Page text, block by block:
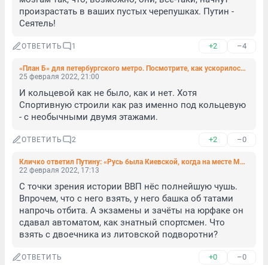
произрастать в ваших пустых черепушках. Путин -
Сеятель!
ОТВЕТИТЬ 1 +2 –4
«План Б» для петербургского метро. Посмотрите, как ускорилось (на бумаге) строительство подземки
25 февраля 2022, 21:00
И кольцевой как не было, как и нет. Хотя
Спортивную строили как раз именно под кольцевую
- с необычными двумя этажами.
ОТВЕТИТЬ 2 +2 –0
Кличко ответил Путину: «Русь была Киевской, когда на месте Москвы были только болота»
22 февраля 2022, 17:13
С точки зрения истории ВВП нёс полнейшую чушь.
Впрочем, что с него взять, у него башка об татами
напрочь отбита. А экзамены и зачёты на юрфаке он
сдавал автоматом, как знатный спортсмен. Что
взять с двоечника из литовской подворотни?
ОТВЕТИТЬ +0 –0